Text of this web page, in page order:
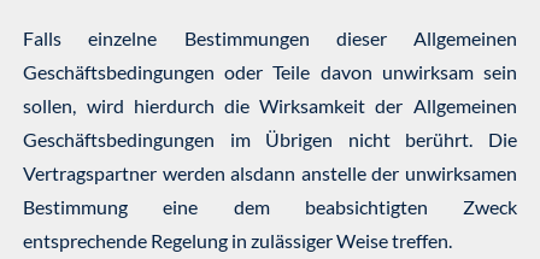
Falls einzelne Bestimmungen dieser Allgemeinen
Geschäftsbedingungen oder Teile davon unwirksam sein
sollen, wird hierdurch die Wirksamkeit der Allgemeinen
Geschäftsbedingungen im Übrigen nicht berührt. Die
Vertragspartner werden alsdann anstelle der unwirksamen
Bestimmung eine dem beabsichtigten Zweck
entsprechende Regelung in zulässiger Weise treffen.